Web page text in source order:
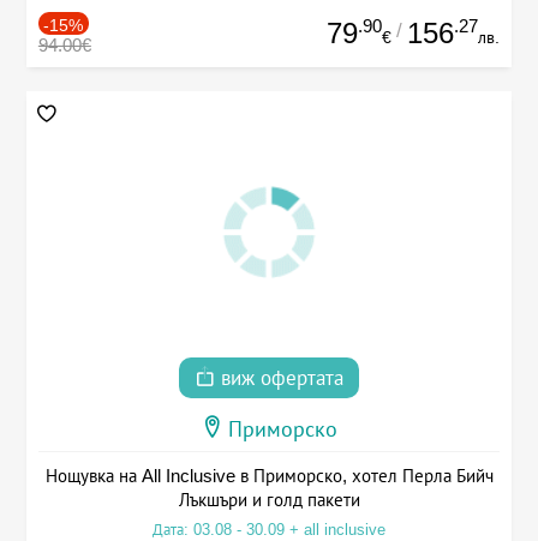
-15%
94.00€ 79.90
€ / 156.27
лв.
виж офертата
Приморско
Нощувка на All Inclusive в Приморско, хотел Перла Бийч
Лъкшъри и голд пакети
Дата: 03.08 - 30.09 + all inclusive